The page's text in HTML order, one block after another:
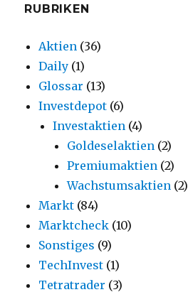
RUBRIKEN
Aktien (36)
Daily (1)
Glossar (13)
Investdepot (6)
Investaktien (4)
Goldeselaktien (2)
Premiumaktien (2)
Wachstumsaktien (2)
Markt (84)
Marktcheck (10)
Sonstiges (9)
TechInvest (1)
Tetratrader (3)